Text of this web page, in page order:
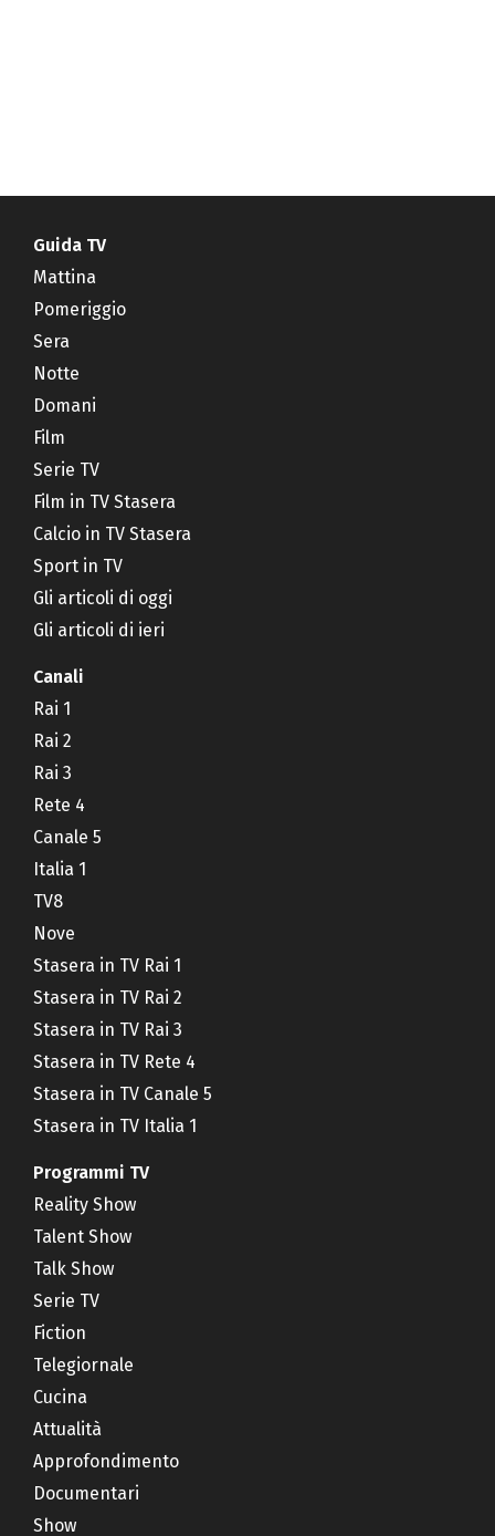
Guida TV
Mattina
Pomeriggio
Sera
Notte
Domani
Film
Serie TV
Film in TV Stasera
Calcio in TV Stasera
Sport in TV
Gli articoli di oggi
Gli articoli di ieri
Canali
Rai 1
Rai 2
Rai 3
Rete 4
Canale 5
Italia 1
TV8
Nove
Stasera in TV Rai 1
Stasera in TV Rai 2
Stasera in TV Rai 3
Stasera in TV Rete 4
Stasera in TV Canale 5
Stasera in TV Italia 1
Programmi TV
Reality Show
Talent Show
Talk Show
Serie TV
Fiction
Telegiornale
Cucina
Attualità
Approfondimento
Documentari
Show